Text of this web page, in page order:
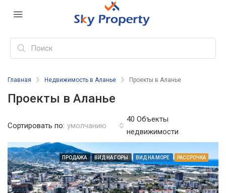
Главная Недвижимость в Аланье Проекты в Аланье
Проекты в Аланье
40 Объекты
недвижимости
Сортировать по: умолчанию
ПРОДАЖА ВИД НА ГОРЫ ВИД НА МОРЕ РАССРОЧКА